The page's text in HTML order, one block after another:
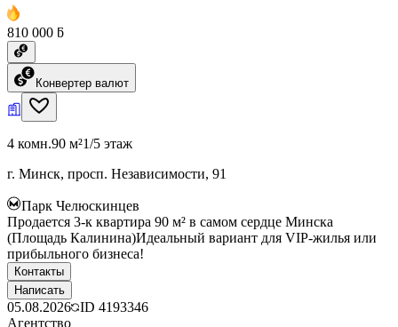
810 000 ƃ
Конвертер валют
4 комн.90 м²1/5 этаж
г. Минск, просп. Независимости, 91
Парк Челюскинцев
Продается 3-к квартира 90 м² в самом сердце Минска
(Площадь Калинина)Идеальный вариант для VIP-жилья или
прибыльного бизнеса!
Контакты
Написать
05.08.2026 ID 4193346
Агентство